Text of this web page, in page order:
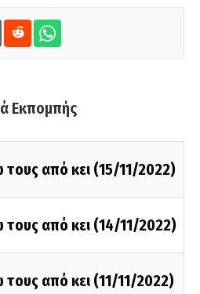
Εκπομπής
από κει (15/11/2022)
από κει (14/11/2022)
από κει (11/11/2022)